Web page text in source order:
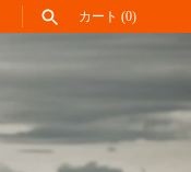
カート (0)